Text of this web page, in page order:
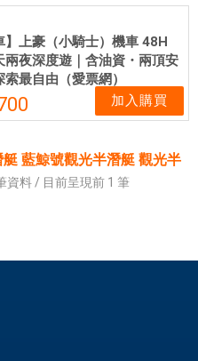
艇
光
半
潛
琉
球
潛
】上豪（小騎士）機車 48H
兩夜深度遊｜含油資・兩頂安
最自由（愛票網）
加入購買
藍鯨號觀光半潛艇 觀光半
資料 / 目前呈現前 1 筆